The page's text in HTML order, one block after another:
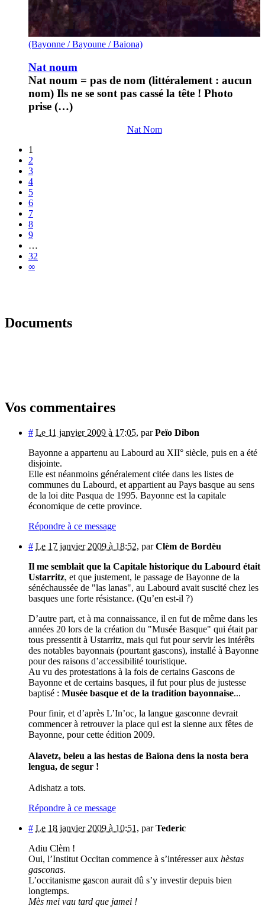
(Bayonne / Bayoune / Baiona)
Nat noum
Nat noum = pas de nom (littéralement : aucun
nom) Ils ne se sont pas cassé la tête ! Photo
prise (…)
Nat Nom
1
2
3
4
5
6
7
8
9
…
32
∞
Documents
Vos commentaires
# Le 11 janvier 2009 à 17:05, parPeïo Dibon
Bayonne a appartenu au Labourd au XII° siècle, puis en a été
disjointe.
Elle est néanmoins généralement citée dans les listes de
communes du Labourd, et appartient au Pays basque au sens
de la loi dite Pasqua de 1995. Bayonne est la capitale
économique de cette province.
Répondre à ce message
# Le 17 janvier 2009 à 18:52, parClèm de Bordèu
Il me semblait que la Capitale historique du Labourd était
Ustarritz, et que justement, le passage de Bayonne de la
sénéchaussée de "las lanas", au Labourd avait suscité chez les
basques une forte résistance. (Qu’en est-il ?)
D’autre part, et à ma connaissance, il en fut de même dans les
années 20 lors de la création du "Musée Basque" qui était par
tous pressentit à Ustarritz, mais qui fut pour servir les intérêts
des notables bayonnais (pourtant gascons), installé à Bayonne
pour des raisons d’accessibilité touristique.
Au vu des protestations à la fois de certains Gascons de
Bayonne et de certains basques, il fut pour plus de justesse
baptisé : Musée basque et de la tradition bayonnaise...
Pour finir, et d’après L’In’oc, la langue gasconne devrait
commencer à retrouver la place qui est la sienne aux fêtes de
Bayonne, pour cette édition 2009.
Alavetz, beleu a las hestas de Baïona dens la nosta bera
lengua, de segur !
Adishatz a tots.
Répondre à ce message
# Le 18 janvier 2009 à 10:51 , parTederic
Adiu Clèm !
Oui, l’Institut Occitan commence à s’intéresser aux hèstas
gasconas.
L’occitanisme gascon aurait dû s’y investir depuis bien
longtemps.
Mès mei vau tard que jamei !